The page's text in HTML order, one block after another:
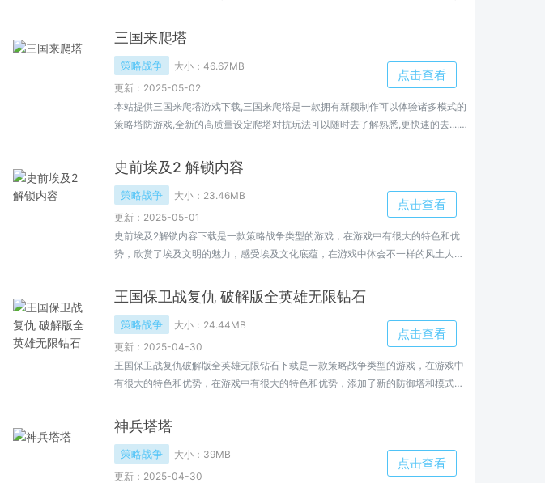
三国来爬塔
策略战争 大小： 46.67MB
更新：2025-05-02
点击查看
本站提供三国来爬塔游戏下载,三国来爬塔是一款拥有新颖制作可以体验诸多模式的
策略塔防游戏,全新的高质量设定爬塔对抗玩法可以随时去了解熟悉,更快速的去...,三
史前埃及2 解锁内容
策略战争 大小： 23.46MB
更新：2025-05-01
点击查看
史前埃及2解锁内容下载是一款策略战争类型的游戏，在游戏中有很大的特色和优
势，欣赏了埃及文明的魅力，感受埃及文化底蕴，在游戏中体会不一样的风土人
王国保卫战复仇 破解版全英雄无限钻石
策略战争 大小： 24.44MB
更新：2025-04-30
点击查看
王国保卫战复仇破解版全英雄无限钻石下载是一款策略战争类型的游戏，在游戏中
有很大的特色和优势，在游戏中有很大的特色和优势，添加了新的防御塔和模式玩
神兵塔塔
策略战争 大小： 39MB
更新：2025-04-30
点击查看